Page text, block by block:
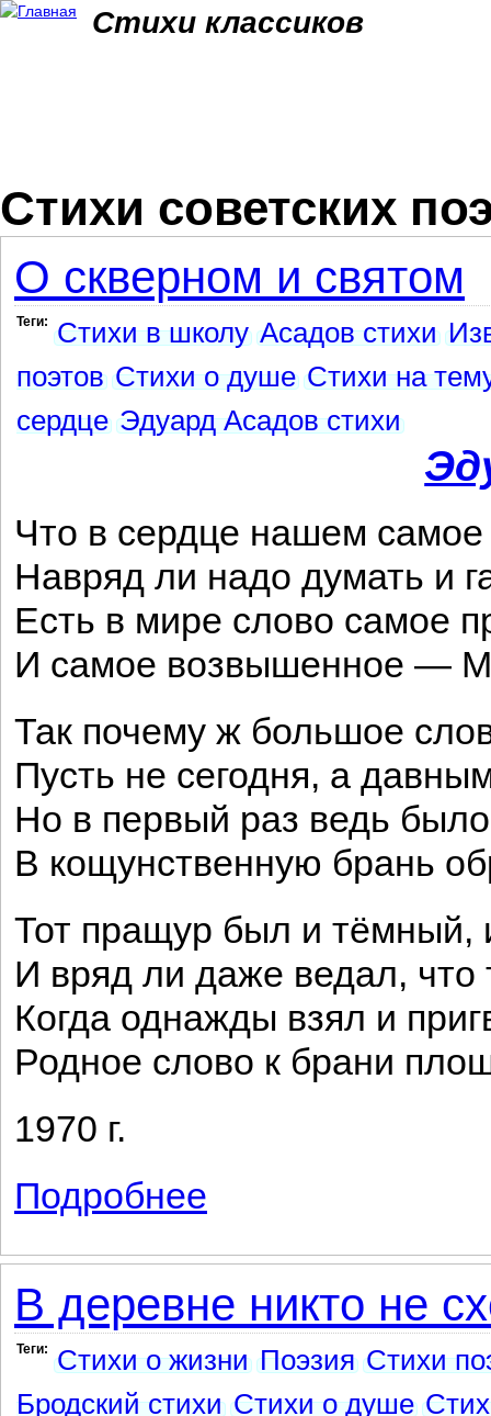
Стихи классиков
Стихи советских
О скверном и святом
Теги: Стихи в школу Асадов стихи
поэтов Стихи о душе Стихи на
сердце Эдуард Асадов стихи
Что в сердце нашем самое
Навряд ли надо думать и
Есть в мире слово самое
И самое возвышенное —
Так почему ж большое
Пусть не сегодня, а
Но в первый раз ведь было
В кощунственную брань
Тот пращур был и тёмный,
И вряд ли даже ведал, что
Когда однажды взял и
Родное слово к брани
1970 г.
Подробнее
В деревне никто не
Теги: Стихи о жизни Поэзия Стихи
Бродский стихи Стихи о душе